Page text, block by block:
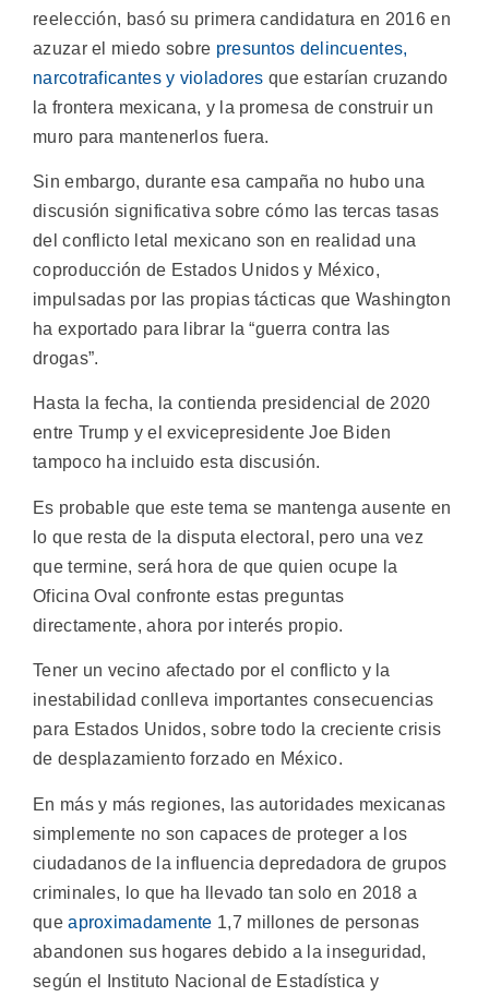
reelección, basó su primera candidatura en 2016 en
azuzar el miedo sobre presuntos delincuentes,
narcotraficantes y violadoresque estarían cruzando
la frontera mexicana, y la promesa de construir un
muro para mantenerlos fuera.
Sin embargo, durante esa campaña no hubo una
discusión significativa sobre cómo las tercas tasas
del conflicto letal mexicano son en realidad una
coproducción de Estados Unidos y México,
impulsadas por las propias tácticas que Washington
ha exportado para librar la “guerra contra las
drogas”.
Hasta la fecha, la contienda presidencial de 2020
entre Trump y el exvicepresidente Joe Biden
tampoco ha incluido esta discusión.
Es probable que este tema se mantenga ausente en
lo que resta de la disputa electoral, pero una vez
que termine, será hora de que quien ocupe la
Oficina Oval confronte estas preguntas
directamente, ahora por interés propio.
Tener un vecino afectado por el conflicto y la
inestabilidad conlleva importantes consecuencias
para Estados Unidos, sobre todo la creciente crisis
de desplazamiento forzado en México.
En más y más regiones, las autoridades mexicanas
simplemente no son capaces de proteger a los
ciudadanos de la influencia depredadora de grupos
criminales, lo que ha llevado tan solo en 2018 a
queaproximadamente 1,7 millones de personas
abandonen sus hogares debido a la inseguridad,
según el Instituto Nacional de Estadística y